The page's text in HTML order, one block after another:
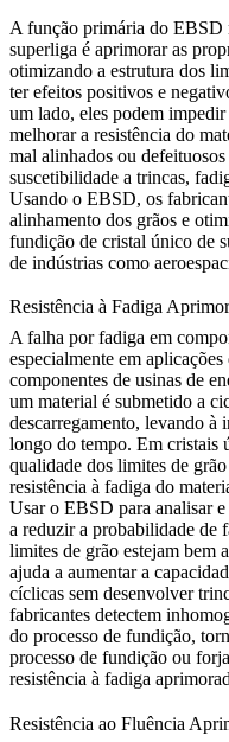
A função primária do EBSD
superliga é aprimorar as
otimizando a estrutura dos
ter efeitos positivos e
um lado, eles podem
melhorar a resistência do
mal alinhados ou
suscetibilidade a trincas,
Usando o EBSD, os
alinhamento dos grãos e
fundição de cristal único de
de indústrias como
Resistência à Fadiga
A falha por fadiga em
especialmente em
componentes de usinas de
um material é submetido a
descarregamento, levando à
longo do tempo. Em cristais
qualidade dos limites de
resistência à fadiga do
Usar o EBSD para analisar
a reduzir a probabilidade de
limites de grão estejam bem
ajuda a aumentar a
cíclicas sem desenvolver
fabricantes detectem
do processo de fundição,
processo de fundição ou
resistência à fadiga
Resistência ao Fluência